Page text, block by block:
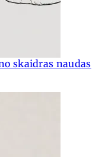
skaidras naudas